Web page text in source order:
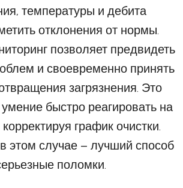
температуры и дебита
отклонения от нормы.
позволяет предвидеть
и своевременно принять
загрязнения. Это
быстро реагировать на
график очистки.
этом случае – лучший способ
поломки.